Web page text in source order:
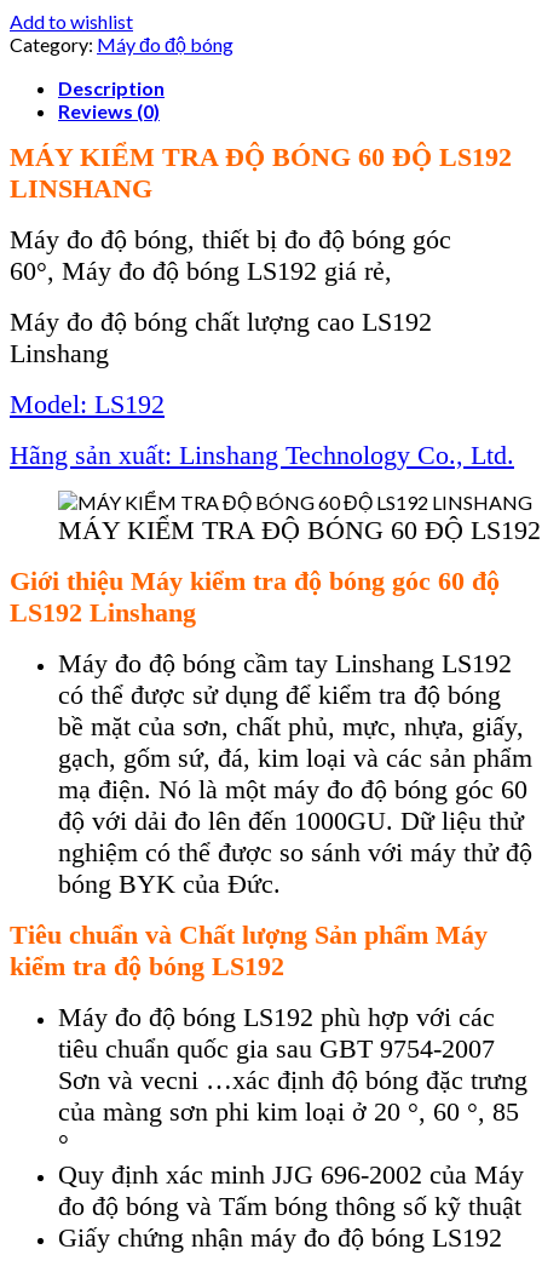
Add to wishlist
Category: Máy đo độ bóng
Description
Reviews (0)
MÁY KIỂM TRA ĐỘ BÓNG 60 ĐỘ LS192
LINSHANG
Máy đo độ bóng, thiết bị đo độ bóng góc
60°, Máy đo độ bóng LS192 giá rẻ,
Máy đo độ bóng chất lượng cao LS192
Linshang
Model: LS192
Hãng sản xuất: Linshang Technology Co., Ltd.
MÁY KIỂM TRA ĐỘ BÓNG 60 ĐỘ
Giới thiệu Máy kiểm tra độ bóng góc 60 độ
LS192 Linshang
Máy đo độ bóng cầm tay Linshang LS192
có thể được sử dụng để kiểm tra độ bóng
bề mặt của sơn, chất phủ, mực, nhựa, giấy,
gạch, gốm sứ, đá, kim loại và các sản phẩm
mạ điện. Nó là một máy đo độ bóng góc 60
độ với dải đo lên đến 1000GU. Dữ liệu thử
nghiệm có thể được so sánh với máy thử độ
bóng BYK của Đức.
Tiêu chuẩn và Chất lượng Sản phẩm Máy
kiểm tra độ bóng LS192
Máy đo độ bóng LS192 phù hợp với các
tiêu chuẩn quốc gia sau GBT 9754-2007
Sơn và vecni …xác định độ bóng đặc trưng
của màng sơn phi kim loại ở 20 °, 60 °, 85
°
Quy định xác minh JJG 696-2002 của Máy
đo độ bóng và Tấm bóng thông số kỹ thuật
Giấy chứng nhận máy đo độ bóng LS192